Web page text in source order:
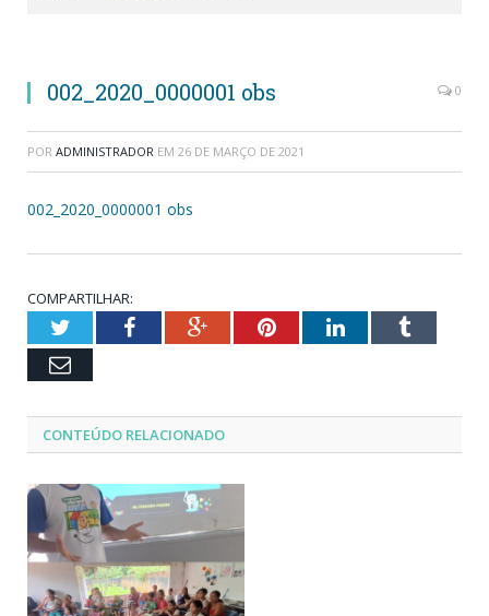
002_2020_0000001 obs 0
POR ADMINISTRADOR EM 26 DE MARÇO DE 2021
002_2020_0000001 obs
COMPARTILHAR:
TwitterFacebookGoogle+PinterestLinkedInTumblr
Email
CONTEÚDO RELACIONADO